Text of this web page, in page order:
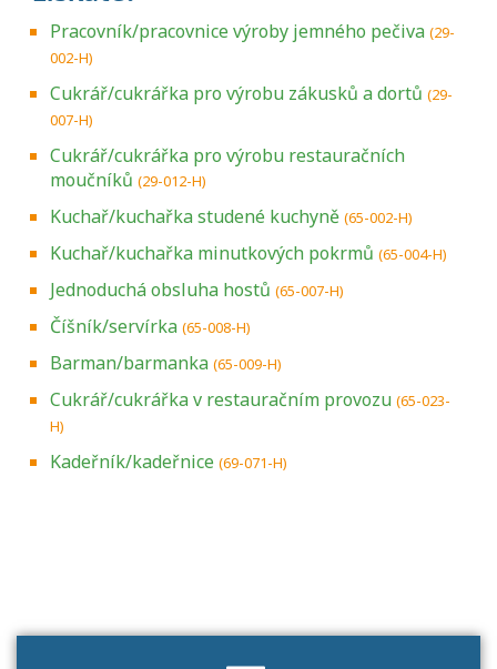
Pracovník/pracovnice výroby jemného pečiva (29-
002-H)
Cukrář/cukrářka pro výrobu zákusků a dortů (29-
007-H)
Cukrář/cukrářka pro výrobu restauračních
moučníků (29-012-H)
Kuchař/kuchařka studené kuchyně (65-002-H)
Kuchař/kuchařka minutkových pokrmů (65-004-H)
Jednoduchá obsluha hostů (65-007-H)
Číšník/servírka (65-008-H)
Barman/barmanka (65-009-H)
Cukrář/cukrářka v restauračním provozu (65-023-
H)
Kadeřník/kadeřnice (69-071-H)
Projděte si seznam profesních kvalifikací.